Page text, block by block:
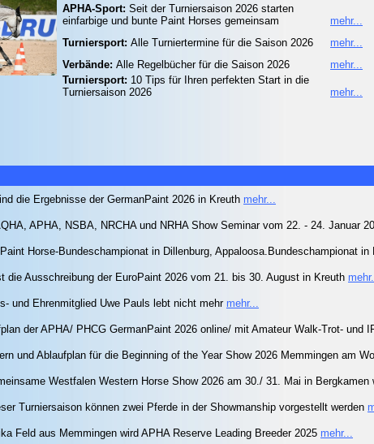
APHA-Sport: Seit der Turniersaison 2026 starten
einfarbige und bunte Paint Horses gemeinsam
mehr...
Turniersport: Alle Turniertermine für die Saison 2026
mehr...
Verbände: Alle Regelbücher für die Saison 2026
mehr...
Turniersport: 10 Tips für Ihren perfekten Start in die
Turniersaison 2026
mehr...
die Ergebnisse der GermanPaint 2026 in Kreuth mehr...
APHA, NSBA, NRCHA und NRHA Show Seminar vom 22. - 24. Januar
Paint Horse-Bundeschampionat in Dillenburg, Appaloosa.Bundeschampionat in
die Ausschreibung der EuroPaint 2026 vom 21. bis 30. August in Kreuth
und Ehrenmitglied Uwe Pauls lebt nicht mehr mehr...
der APHA/ PHCG GermanPaint 2026 online/ mit Amateur Walk-Trot- und
und Ablaufplan für die Beginning of the Year Show 2026 Memmingen am
Westfalen Western Horse Show 2026 am 30./ 31. Mai in Bergkamen
Turniersaison können zwei Pferde in der Showmanship vorgestellt werden
Feld aus Memmingen wird APHA Reserve Leading Breeder 2025 mehr...